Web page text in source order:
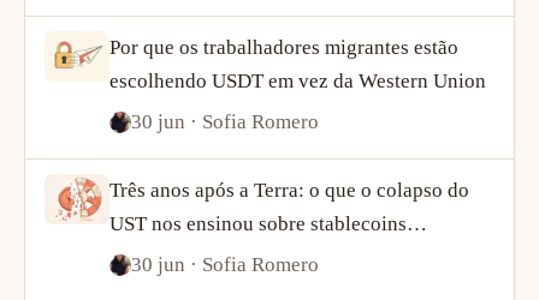
Por que os trabalhadores migrantes estão
escolhendo USDT em vez da Western Union
30 jun · Sofia Romero
Três anos após a Terra: o que o colapso do
UST nos ensinou sobre stablecoins
algorítmicas
30 jun · Sofia Romero